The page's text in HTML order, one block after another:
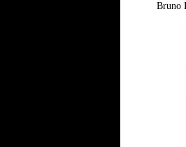
Bruno